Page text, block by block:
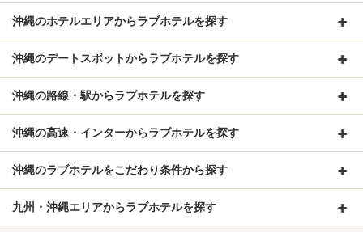
沖縄のホテルエリアからラブホテルを探す
沖縄のデートスポットからラブホテルを探す
沖縄の路線・駅からラブホテルを探す
沖縄の高速・インターからラブホテルを探す
沖縄のラブホテルをこだわり条件から探す
九州・沖縄エリアからラブホテルを探す